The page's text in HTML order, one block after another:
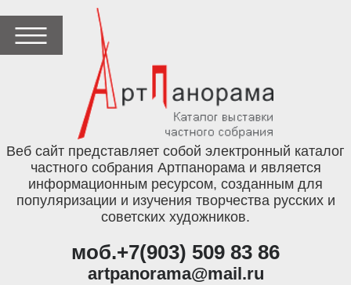
Веб сайт представляет собой электронный каталог
частного собрания Артпанорама и является
информационным ресурсом, созданным для
популяризации и изучения творчества русских и
советских художников.
моб.+7(903) 509 83 86
artpanorama@mail.ru